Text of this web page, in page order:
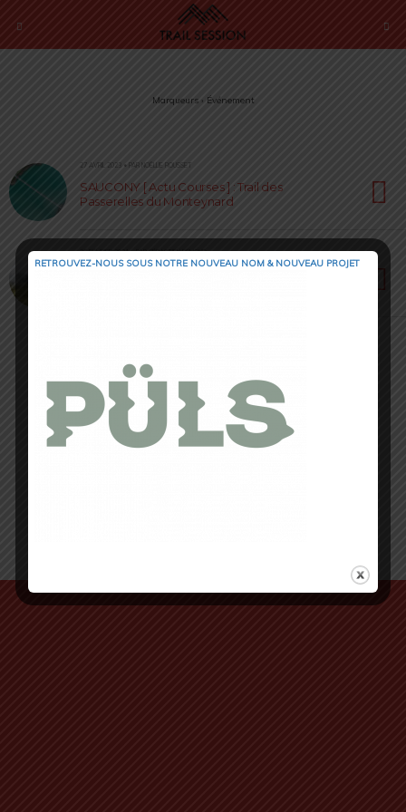
Marqueurs › Événement
27 AVRIL 2023 • PAR NOËLLIE ROUSSET
SAUCONY [ Actu Courses ] : Trail des
Passerelles du Monteynard
26 FÉVRIER 2021 • PAR SÉBASTIEN RÉMOND
Retour au début
RETROUVEZ-NOUS SOUS NOTRE NOUVEAU NOM & NOUVEAU PROJET